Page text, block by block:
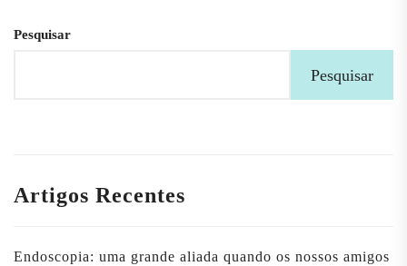
Pesquisar
Pesquisar
Artigos Recentes
Endoscopia: uma grande aliada quando os nossos amigos